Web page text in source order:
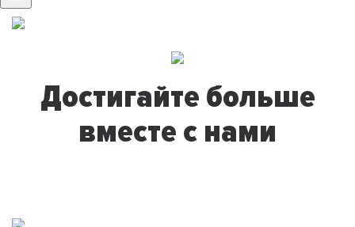
Достигайте больше
вместе с нами